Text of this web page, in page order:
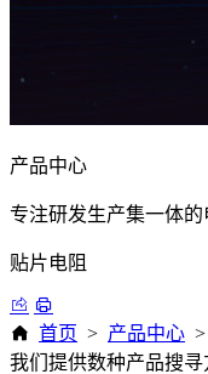
产品中心
专注研发生产集一体
贴片电阻
首页 > 产品中心 >
我们提供数种产品搜寻